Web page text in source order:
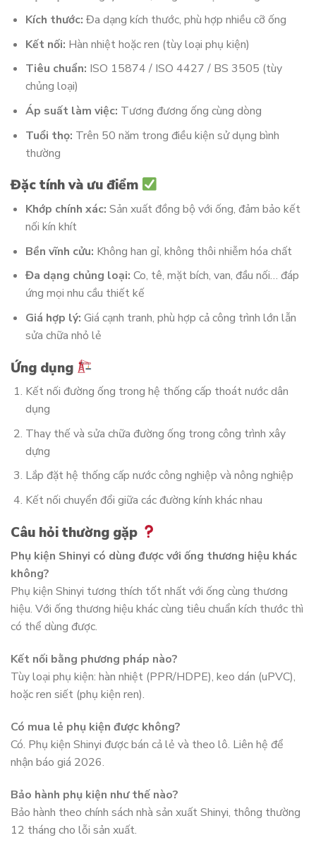
Kích thước: Đa dạng kích thước, phù hợp nhiều cỡ ống
Kết nối: Hàn nhiệt hoặc ren (tùy loại phụ kiện)
Tiêu chuẩn: ISO 15874 / ISO 4427 / BS 3505 (tùy
chủng loại)
Áp suất làm việc: Tương đương ống cùng dòng
Tuổi thọ: Trên 50 năm trong điều kiện sử dụng bình
thường
Đặc tính và ưu điểm
Khớp chính xác: Sản xuất đồng bộ với ống, đảm bảo kết
nối kín khít
Bền vĩnh cửu: Không han gỉ, không thôi nhiễm hóa chất
Đa dạng chủng loại: Co, tê, mặt bích, van, đầu nối… đáp
ứng mọi nhu cầu thiết kế
Giá hợp lý: Giá cạnh tranh, phù hợp cả công trình lớn lẫn
sửa chữa nhỏ lẻ
Ứng dụng
Kết nối đường ống trong hệ thống cấp thoát nước dân
dụng
Thay thế và sửa chữa đường ống trong công trình xây
dựng
Lắp đặt hệ thống cấp nước công nghiệp và nông nghiệp
Kết nối chuyển đổi giữa các đường kính khác nhau
Câu hỏi thường gặp
Phụ kiện Shinyi có dùng được với ống thương hiệu khác
không?
Phụ kiện Shinyi tương thích tốt nhất với ống cùng thương
hiệu. Với ống thương hiệu khác cùng tiêu chuẩn kích thước thì
có thể dùng được.
Kết nối bằng phương pháp nào?
Tùy loại phụ kiện: hàn nhiệt (PPR/HDPE), keo dán (uPVC),
hoặc ren siết (phụ kiện ren).
Có mua lẻ phụ kiện được không?
Có. Phụ kiện Shinyi được bán cả lẻ và theo lô. Liên hệ để
nhận báo giá 2026.
Bảo hành phụ kiện như thế nào?
Bảo hành theo chính sách nhà sản xuất Shinyi, thông thường
12 tháng cho lỗi sản xuất.